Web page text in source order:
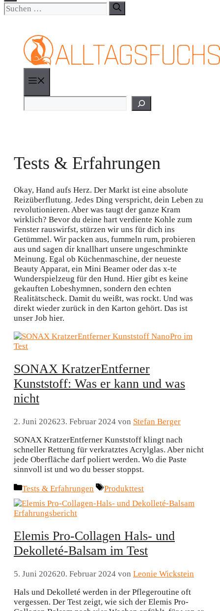
Suchen
nach:
Tests & Erfahrungen
Okay, Hand aufs Herz. Der Markt ist eine absolute
Reizüberflutung. Jedes Ding verspricht, dein Leben zu
revolutionieren. Aber was taugt der ganze Kram
wirklich? Bevor du deine hart verdiente Kohle zum
Fenster rauswirfst, stürzen wir uns für dich ins
Getümmel. Wir packen aus, fummeln rum, probieren
aus und sagen dir knallhart unsere ungeschminkte
Meinung. Egal ob Küchenmaschine, der neueste
Beauty Apparat, ein Mini Beamer oder das x-te
Wunderspielzeug für den Hund. Hier gibt es keine
gekauften Lobeshymnen, sondern den echten
Realitätscheck. Damit du weißt, was rockt. Und was
direkt wieder zurück in den Karton gehört. Das ist
unser Job hier.
SONAX KratzerEntferner
Kunststoff: Was er kann und was
nicht
2. Juni 202623. Februar 2024 von Stefan Berger
SONAX KratzerEntferner Kunststoff klingt nach
schneller Rettung für verkratztes Acrylglas. Aber nicht
jede Oberfläche darf poliert werden. Wo die Paste
sinnvoll ist und wo du besser stoppst.
Kategorien
Tests & Erfahrungen Schlagwörter
Produkttest
Elemis Pro-Collagen Hals- und
Dekolleté-Balsam im Test
5. Juni 202620. Februar 2024 von Leonie Wickstein
Hals und Dekolleté werden in der Pflegeroutine oft
vergessen. Der Test zeigt, wie sich der Elemis Pro-